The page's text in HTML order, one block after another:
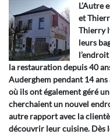
L’Autre
et
Thierry
leurs
la restauration depuis 40
Auderghem pendant 14
où ils ont également géré
cherchaient un nouvel
autre rapport avec la
découvrir leur cuisine. Dès